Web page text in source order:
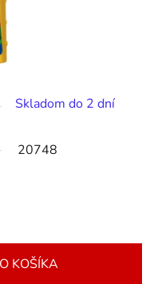
Skladom do 2 dní
20748
KOŠÍKA